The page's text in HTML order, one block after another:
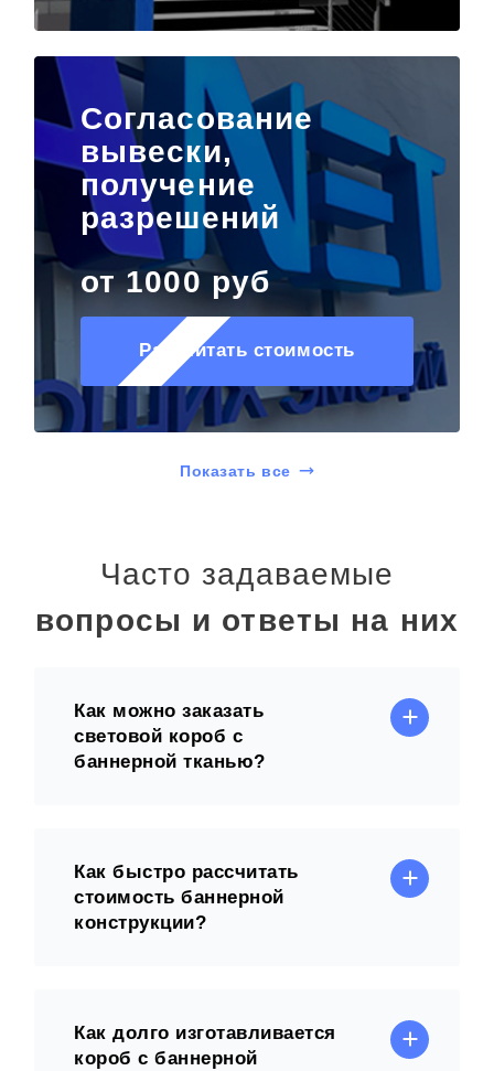
Согласование
вывески,
получение
разрешений
от 1000 руб
Рассчитать стоимость
Показать все
Часто задаваемые
вопросы и ответы на них
Как можно заказать
световой короб с
баннерной тканью?
Как быстро рассчитать
стоимость баннерной
конструкции?
Как долго изготавливается
короб с баннерной